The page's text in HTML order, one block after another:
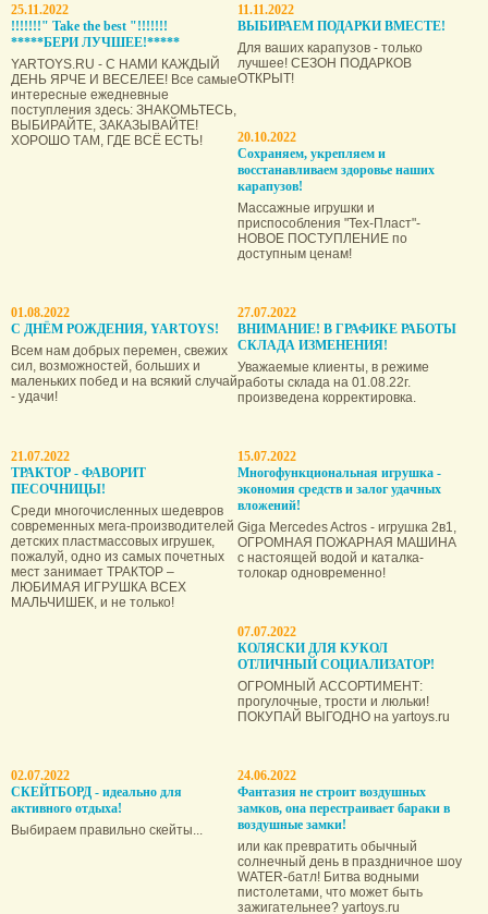
25.11.2022
!!!!!!!" Take the best "!!!!!!!
*****БЕРИ ЛУЧШЕЕ!*****
YARTOYS.RU - С НАМИ КАЖДЫЙ
ДЕНЬ ЯРЧЕ И ВЕСЕЛЕЕ! Все самые
интересные ежедневные
поступления здесь: ЗНАКОМЬТЕСЬ,
ВЫБИРАЙТЕ, ЗАКАЗЫВАЙТЕ!
ХОРОШО ТАМ, ГДЕ ВСЁ ЕСТЬ!
11.11.2022
ВЫБИРАЕМ ПОДАРКИ ВМЕСТЕ!
Для ваших карапузов - только
лучшее! СЕЗОН ПОДАРКОВ
ОТКРЫТ!
20.10.2022
Сохраняем, укрепляем и
восстанавливаем здоровье наших
карапузов!
Массажные игрушки и
приспособления "Тех-Пласт"-
НОВОЕ ПОСТУПЛЕНИЕ по
доступным ценам!
01.08.2022
С ДНЁМ РОЖДЕНИЯ, YARTOYS!
Всем нам добрых перемен, свежих
сил, возможностей, больших и
маленьких побед и на всякий случай
- удачи!
27.07.2022
ВНИМАНИЕ! В ГРАФИКЕ РАБОТЫ
СКЛАДА ИЗМЕНЕНИЯ!
Уважаемые клиенты, в режиме
работы склада на 01.08.22г.
произведена корректировка.
21.07.2022
ТРАКТОР - ФАВОРИТ
ПЕСОЧНИЦЫ!
Среди многочисленных шедевров
современных мега-производителей
детских пластмассовых игрушек,
пожалуй, одно из самых почетных
мест занимает ТРАКТОР –
ЛЮБИМАЯ ИГРУШКА ВСЕХ
МАЛЬЧИШЕК, и не только!
15.07.2022
Многофункциональная игрушка -
экономия средств и залог удачных
вложений!
Giga Mercedes Actros - игрушка 2в1,
ОГРОМНАЯ ПОЖАРНАЯ МАШИНА
с настоящей водой и каталка-
толокар одновременно!
07.07.2022
КОЛЯСКИ ДЛЯ КУКОЛ
ОТЛИЧНЫЙ СОЦИАЛИЗАТОР!
ОГРОМНЫЙ АССОРТИМЕНТ:
прогулочные, трости и люльки!
ПОКУПАЙ ВЫГОДНО на yartoys.ru
02.07.2022
СКЕЙТБОРД - идеально для
активного отдыха!
Выбираем правильно скейты...
24.06.2022
Фантазия не строит воздушных
замков, она пере­страивает бараки в
воздушные замки!
или как превратить обычный
солнечный день в праздничное шоу
WATER-батл! Битва водными
пистолетами, что может быть
зажигательнее? yartoys.ru